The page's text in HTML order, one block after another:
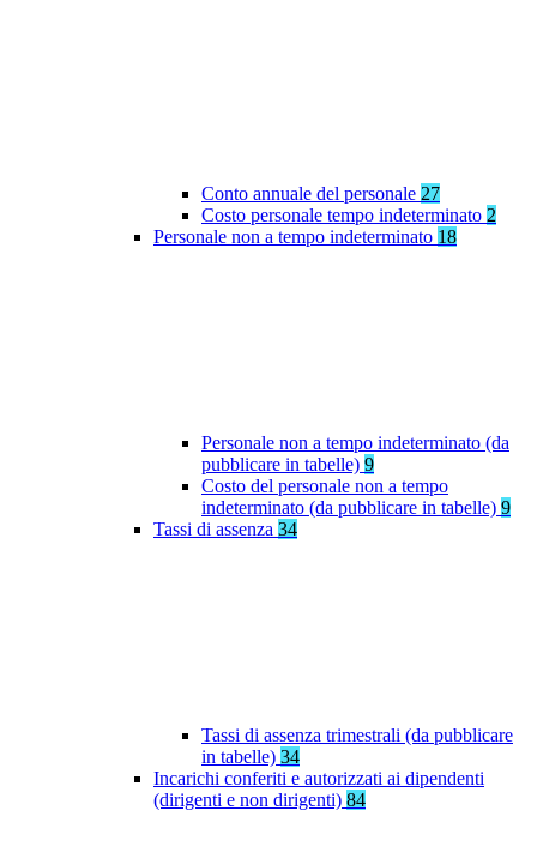
Conto annuale del personale 27
Costo personale tempo indeterminato 2
Personale non a tempo indeterminato 18
Personale non a tempo indeterminato (da
pubblicare in tabelle) 9
Costo del personale non a tempo
indeterminato (da pubblicare in tabelle) 9
Tassi di assenza 34
Tassi di assenza trimestrali (da pubblicare
in tabelle) 34
Incarichi conferiti e autorizzati ai dipendenti
(dirigenti e non dirigenti) 84